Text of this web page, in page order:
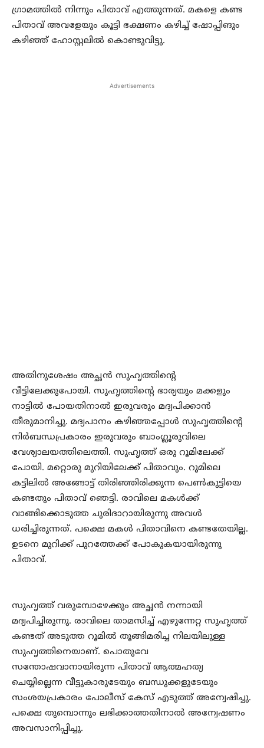
ഗ്രാമത്തില്‍ നിന്നും പിതാവ് എത്തുന്നത്. മകളെ കണ്ട
പിതാവ് അവളേയും കൂട്ടി ഭക്ഷണം കഴിച്ച് ഷോപ്പിങും
കഴിഞ്ഞ് ഹോസ്റ്റലില്‍ കൊണ്ടുവിട്ടു.
Advertisements
അതിനുശേഷം അച്ഛന്‍ സുഹൃത്തിന്റെ
വീട്ടിലേക്കുപോയി. സുഹൃത്തിന്റെ ഭാര്യയും മക്കളും
നാട്ടില്‍ പോയതിനാല്‍ ഇരുവരും മദ്യപിക്കാന്‍
തീരുമാനിച്ചു. മദ്യപാനം കഴിഞ്ഞപ്പോള്‍ സുഹൃത്തിന്റെ
നിര്‍ബന്ധപ്രകാരം ഇരുവരും ബാംഗ്ലൂരുവിലെ
വേശ്യാലയത്തിലെത്തി. സുഹൃത്ത് ഒരു റൂമിലേക്ക്
പോയി. മറ്റൊരു മുറിയിലേക്ക് പിതാവും. റൂമിലെ
കട്ടിലില്‍ അങ്ങോട്ട് തിരിഞ്ഞിരിക്കുന്ന പെണ്‍കുട്ടിയെ
കണ്ടതും പിതാവ് ഞെട്ടി. രാവിലെ മകള്‍ക്ക്
വാങ്ങിക്കൊടുത്ത ചുരിദാറായിരുന്നു അവള്‍
ധരിച്ചിരുന്നത്. പക്ഷെ മകള്‍ പിതാവിനെ കണ്ടതേയില്ല.
ഉടനെ മുറിക്ക് പുറത്തേക്ക് പോകുകയായിരുന്നു
പിതാവ്.
സുഹൃത്ത് വരുമ്പോഴേക്കും അച്ഛന്‍ നന്നായി
മദ്യപിച്ചിരുന്നു. രാവിലെ താമസിച്ച് എഴുന്നേറ്റ സുഹൃത്ത്
കണ്ടത് അടുത്ത റൂമില്‍ തൂങ്ങിമരിച്ച നിലയിലുള്ള
സുഹൃത്തിനെയാണ്. പൊതുവേ
സന്തോഷവാനായിരുന്ന പിതാവ് ആത്മഹത്യ
ചെയ്യില്ലെന്ന വീട്ടുകാരുടേയും ബന്ധുക്കളുടേയും
സംശയപ്രകാരം പോലീസ് കേസ് എടുത്ത് അന്വേഷിച്ചു.
പക്ഷെ തുമ്പൊന്നും ലഭിക്കാത്തതിനാല്‍ അന്വേഷണം
അവസാനിപ്പിച്ചു.